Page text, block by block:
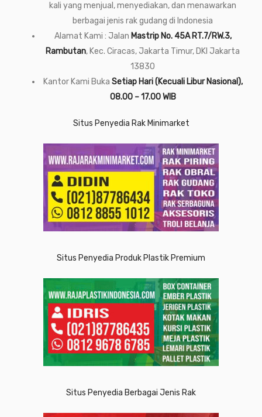
kali yang menjual, menyediakan, dan menawarkan
berbagai jenis rak gudang di Indonesia
Alamat Kami : Jalan Mastrip No. 45A RT.7/RW.3,
Rambutan, Kec. Ciracas, Jakarta Timur, DKI Jakarta
13830
Kantor Kami Buka Setiap Hari (Kecuali Libur Nasional),
08.00 – 17.00 WIB
Situs Penyedia Rak Minimarket
Situs Penyedia Produk Plastik Premium
Situs Penyedia Berbagai Jenis Rak